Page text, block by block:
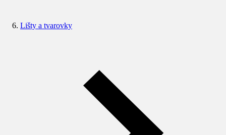
Lišty a tvarovky